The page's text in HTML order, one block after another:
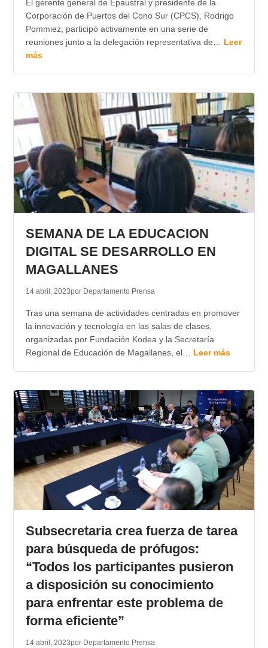
El gerente general de Epaustral y presidente de la
Corporación de Puertos del Cono Sur (CPCS), Rodrigo
Pommiez, participó activamente en una serie de
reuniones junto a la delegación representativa de… Leer
más
SEMANA DE LA EDUCACION
DIGITAL SE DESARROLLO EN
MAGALLANES
14 abril, 2023por Departamento Prensa
Tras una semana de actividades centradas en promover
la innovación y tecnología en las salas de clases,
organizadas por Fundación Kodea y la Secretaría
Regional de Educación de Magallanes, el… Leer más
Subsecretaria crea fuerza de tarea
para búsqueda de prófugos:
“Todos los participantes pusieron
a disposición su conocimiento
para enfrentar este problema de
forma eficiente”
14 abril, 2023por Departamento Prensa